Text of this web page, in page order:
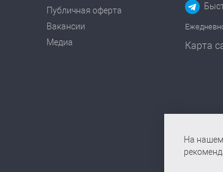
Публичная оферта
Вакансии
Медиа
Карта
На